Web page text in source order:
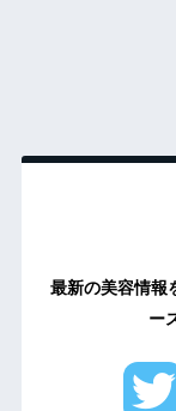
最新の美容情報
ー